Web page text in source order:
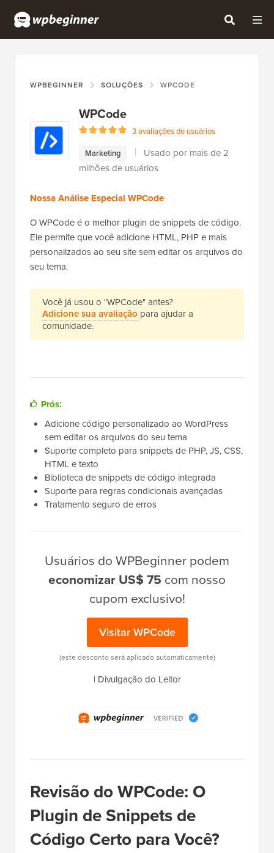
WPBEGINNER SOLUÇÕES WPCODE
WPCode
3 avaliações de usuários
Marketing
Usado por mais de 2
milhões de usuários
Nossa Análise Especial WPCode
O WPCode é o melhor plugin de snippets de código.
Ele permite que você adicione HTML, PHP e mais
personalizados ao seu site sem editar os arquivos do
seu tema.
Você já usou o "WPCode" antes?
Adicione sua avaliação para ajudar a
comunidade.
Prós:
Adicione código personalizado ao WordPress
sem editar os arquivos do seu tema
Suporte completo para snippets de PHP, JS, CSS,
HTML e texto
Biblioteca de snippets de código integrada
Suporte para regras condicionais avançadas
Tratamento seguro de erros
Usuários do WPBeginner podem
economizar US$ 75 com nosso
cupom exclusivo!
Visitar WPCode
(este desconto será aplicado automaticamente)
| Divulgação do Leitor
Revisão do WPCode: O
Plugin de Snippets de
Código Certo para Você?